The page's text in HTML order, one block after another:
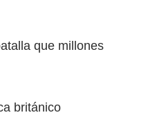
que millones
británico